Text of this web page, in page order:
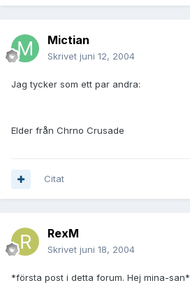
Mictian
Skrivet juni 12, 2004
Jag tycker som ett par andra:
Elder från Chrno Crusade
Citat
RexM
Skrivet juni 18, 2004
*första post i detta forum. Hej mina-san*